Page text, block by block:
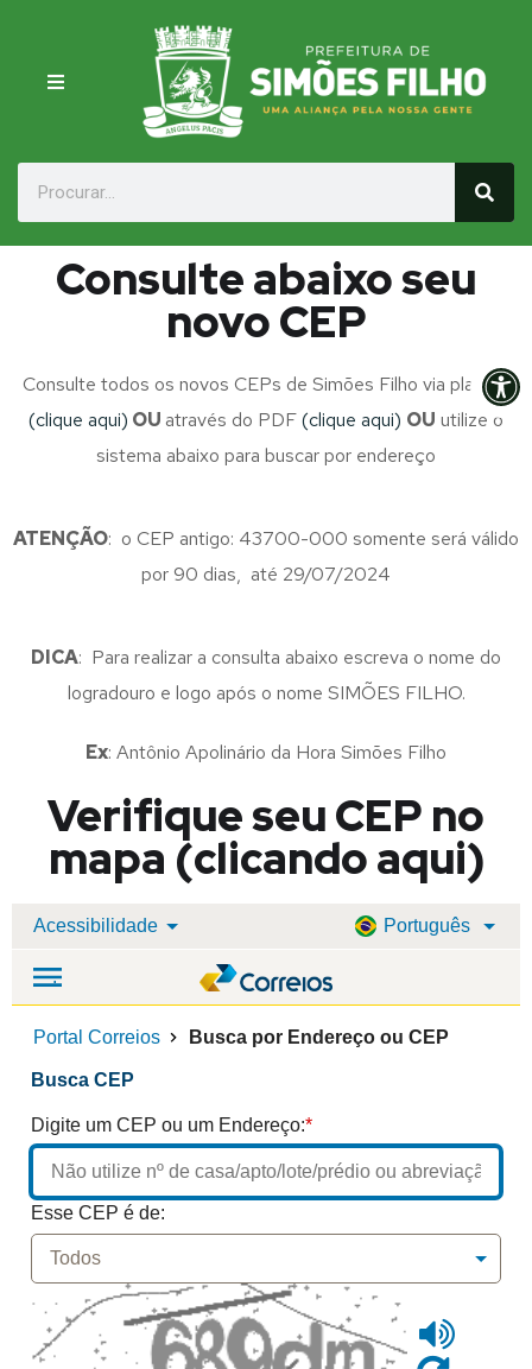
Consulte abaixo seu
novo CEP
Consulte todos os novos CEPs de Simões Filho via planilha
(clique aqui) OU através do PDF(clique aqui) OU utilize o
sistema abaixo para buscar por endereço
ATENÇÃO: o CEP antigo: 43700-000 somente será válido
por 90 dias, até 29/07/2024
DICA: Para realizar a consulta abaixo escreva o nome do
logradouro e logo após o nome SIMÕES FILHO.
Ex: Antônio Apolinário da Hora Simões Filho
Verifique seu CEP no
mapa (clicando aqui)